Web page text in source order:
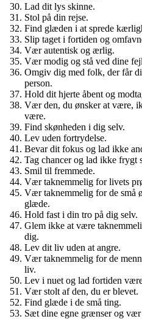
Lad dit lys skinne.
Stol på din rejse.
Find glæden i at sprede
Slip taget i fortiden og
Vær autentisk og ærlig.
Vær modig og stå ved dine
Omgiv dig med folk, der får
person.
Hold dit hjerte åbent og
Vær den, du ønsker at være,
være.
Find skønheden i dig selv.
Lev uden fortrydelse.
Bevar dit fokus og lad ikke
Tag chancer og lad ikke frygt
Smil til fremmede.
Vær taknemmelig for livets
Vær taknemmelig for de små
glæde.
Hold fast i din tro på dig selv.
Glem ikke at være
dig.
Lev dit liv uden at angre.
Vær taknemmelig for de
liv.
Lev i nuet og lad fortiden
Vær stolt af den, du er blevet.
Find glæde i de små ting.
Sæt dine egne grænser og